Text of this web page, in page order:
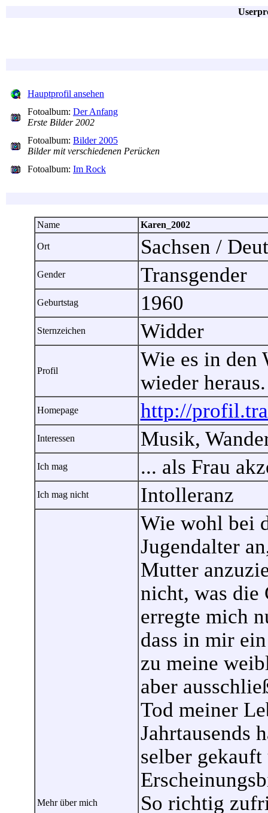
Hauptprofil ansehen
Fotoalbum: Der Anfang
Erste Bilder 2002
Fotoalbum: Bilder 2005
Bilder mit verschiedenen Perücken
Fotoalbum: Im Rock
Name Karen_2002
Ort Sachsen /
Gender Transgender
Geburtstag 1960
Sternzeichen Widder
Profil
Wie es in den
wieder heraus.
Homepage http://
Interessen Musik,
Ich mag ... als Frau
Ich mag nicht Intolleranz
Mehr über mich
Wie wohl bei
Jugendalter
Mutter
nicht, was die
erregte mich
dass in mir
zu meine
aber
Tod meiner
Jahrtausends
selber
So richtig